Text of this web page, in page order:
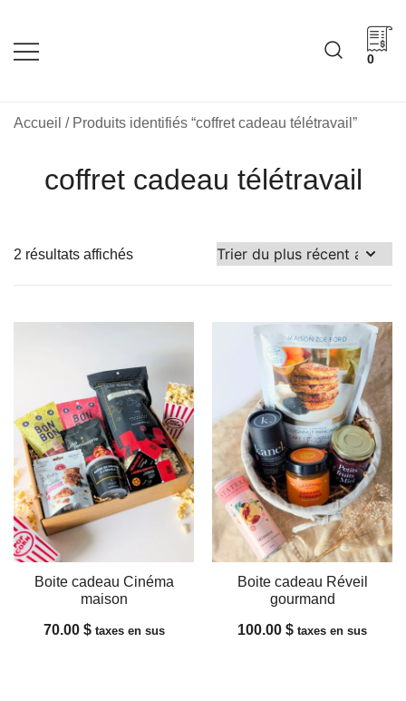
content
0
Accueil / Produits identifiés “coffret cadeau télétravail”
coffret cadeau télétravail
2 résultats affichésTrié
récent
plus
ancien
Boite cadeau Cinéma
maison
70.00 $ taxes en sus
Boite cadeau Réveil
gourmand
100.00 $ taxes en sus